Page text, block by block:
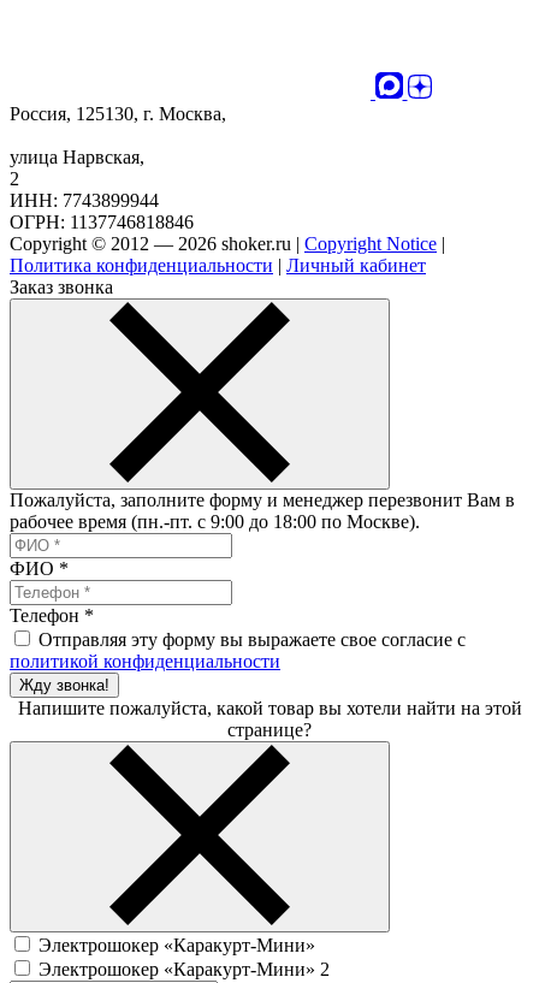
Россия, 125130, г. Москва,
улица Нарвская,
2
ИНН: 7743899944
ОГРН: 1137746818846
Copyright © 2012 — 2026 shoker.ru | Copyright Notice |
Политика конфиденциальности | Личный кабинет
Заказ звонка
Пожалуйста, заполните форму и менеджер перезвонит Вам в
рабочее время (пн.-пт. с 9:00 до 18:00 по Москве).
ФИО *
Телефон *
Отправляя эту форму вы выражаете свое согласие с
политикой конфиденциальности
Жду звонка!
Напишите пожалуйста, какой товар вы хотели найти на этой
странице?
Электрошокер «Каракурт-Мини»
Электрошокер «Каракурт-Мини» 2